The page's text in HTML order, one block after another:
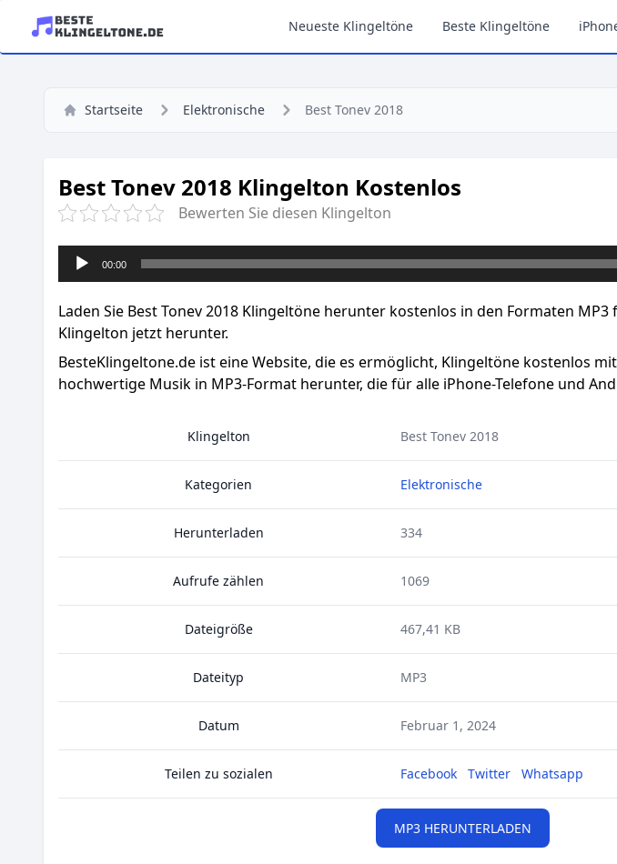
Neueste Klingeltöne Beste Klingeltöne
Startseite Elektronische Best Tonev 2018
Best Tonev 2018 Klingelton Kostenlos
Bewerten Sie diesen Klingelton
Audio-
Player
00:00
Laden Sie Best Tonev 2018 Klingeltöne herunter kostenlos in den Formaten
Klingelton jetzt herunter.
BesteKlingeltone.de ist eine Website, die es ermöglicht, Klingeltöne kostenlos
hochwertige Musik in MP3-Format herunter, die für alle iPhone-Telefone und
Klingelton Best Tonev 2018
Kategorien Elektronische
Herunterladen 334
Aufrufe zählen 1069
Dateigröße 467,41 KB
Dateityp MP3
Datum Februar 1, 2024
Teilen zu sozialen Facebook Twitter Whatsapp
MP3 HERUNTERLADEN